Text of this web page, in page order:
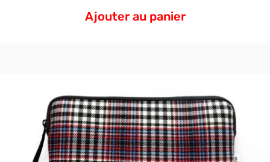
Ajouter au panier